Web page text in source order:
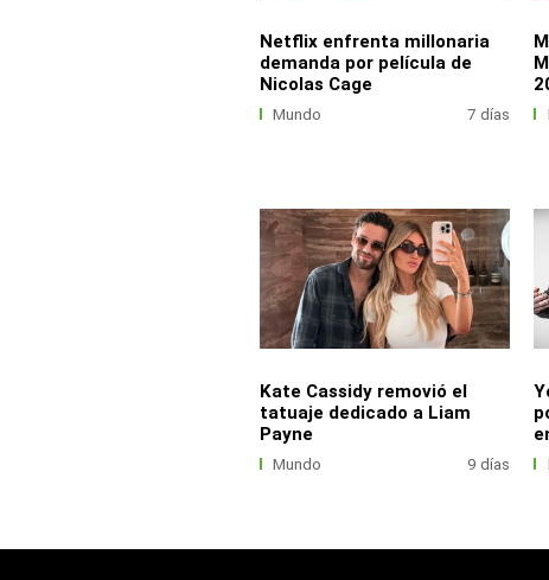
Netflix enfrenta millonaria
demanda por película de
Nicolas Cage
Mundo 7 días
Kate Cassidy removió el
tatuaje dedicado a Liam
Payne
Mundo 9 días